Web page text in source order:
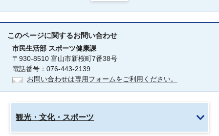
このページに関するお問い合わせ
市民生活部 スポーツ健康課
〒930-8510 富山市新桜町7番38号
電話番号：076-443-2139
お問い合わせは専用フォームをご利用ください。
観光・文化・スポーツ